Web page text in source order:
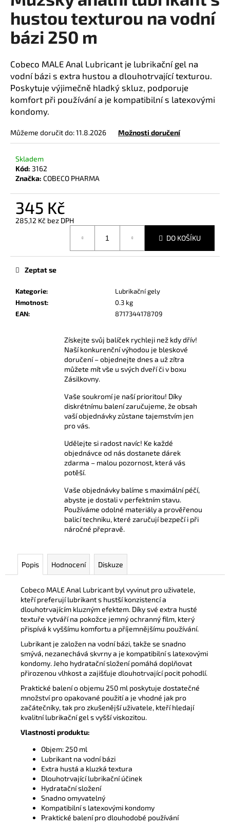
0,0
5
hvězdiček.
hustou texturou na vodní
bázi 250 m
Cobeco MALE Anal Lubricant je lubrikační gel na
vodní bázi s extra hustou a dlouhotrvající texturou.
Poskytuje výjimečně hladký skluz, podporuje
komfort při používání a je kompatibilní s latexovými
kondomy.
Můžeme doručit do:11.8.2026 Možnosti doručení
Skladem
Kód: 3162
Značka: COBECO PHARMA
345 Kč
285,12 Kč bez DPH
DO KOŠÍKU
Kategorie:
Lubrikační gely
Hmotnost:
0.3 kg
EAN: 8717344178709
Zeptat se
Získejte svůj balíček rychleji než kdy dřív!
Naší konkurenční výhodou je bleskové
doručení – objednejte dnes a už zítra
můžete mít vše u svých dveří či v boxu
Zásilkovny.
Vaše soukromí je naší prioritou! Díky
diskrétnímu balení zaručujeme, že obsah
vaší objednávky zůstane tajemstvím jen
pro vás.
Udělejte si radost navíc! Ke každé
objednávce od nás dostanete dárek
zdarma – malou pozornost, která vás
potěší.
Vaše objednávky balíme s maximální péčí,
abyste je dostali v perfektním stavu.
Používáme odolné materiály a prověřenou
balicí techniku, které zaručují bezpečí i při
náročné přepravě.
Popis Hodnocení Diskuze
Cobeco MALE Anal Lubricant byl vyvinut pro uživatele,
kteří preferují lubrikant s hustší konzistencí a
dlouhotrvajícím kluzným efektem. Díky své extra husté
textuře vytváří na pokožce jemný ochranný film, který
přispívá k vyššímu komfortu a příjemnějšímu používání.
Lubrikant je založen na vodní bázi, takže se snadno
smývá, nezanechává skvrny a je kompatibilní s latexovými
kondomy. Jeho hydratační složení pomáhá doplňovat
přirozenou vlhkost a zajišťuje dlouhotrvající pocit pohodlí.
Praktické balení o objemu 250 ml poskytuje dostatečné
množství pro opakované použití a je vhodné jak pro
začátečníky, tak pro zkušenější uživatele, kteří hledají
kvalitní lubrikační gel s vyšší viskozitou.
Vlastnosti produktu:
Objem: 250 ml
Lubrikant na vodní bázi
Extra hustá a kluzká textura
Dlouhotrvající lubrikační účinek
Hydratační složení
Snadno omyvatelný
Kompatibilní s latexovými kondomy
Praktické balení pro dlouhodobé používání
a
j
í
?
D
o
u
j
e